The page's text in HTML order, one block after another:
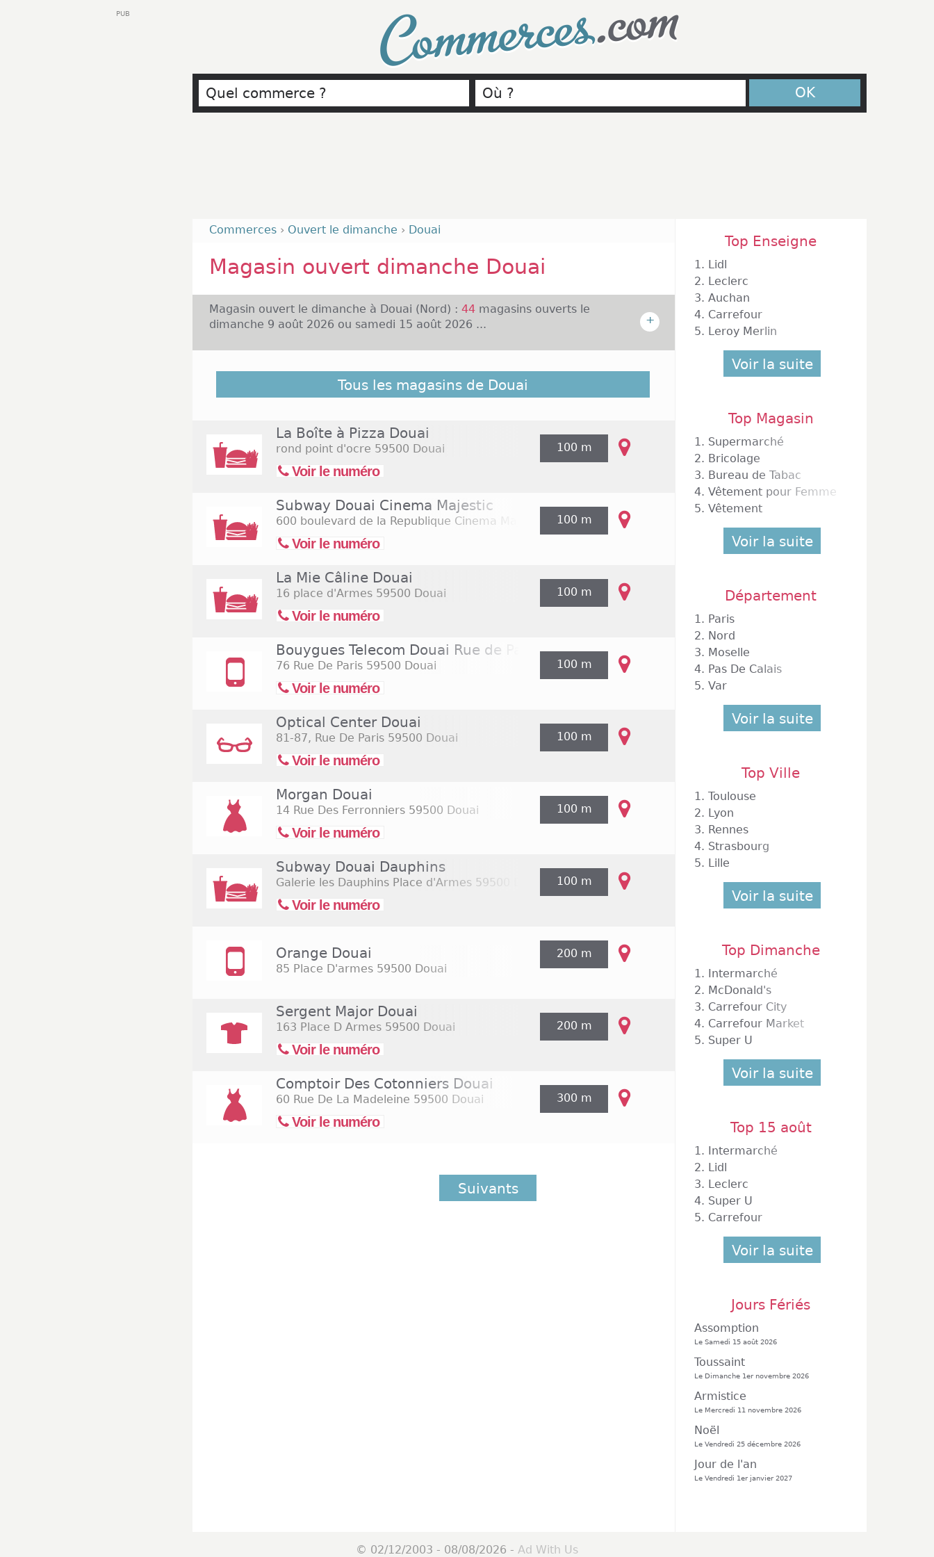
Commerces.com
OK
Commerces › Ouvert le dimanche › Douai
Magasin ouvert dimanche Douai
Magasin ouvert le dimanche à Douai (Nord) : 44 magasins ouverts le
dimanche 9 août 2026 ou samedi 15 août 2026 ...
+
Dans le département du Nord, la ville de Douai compte un peu plus de 42 000
habitants. Dans les rues du centre ville sont présentes de multiples enseignes
au samedi, de 10h à 19h, avec ou sans interruption pendant la journée. Plusieurs
enseignes de la grande distribution alimentaire sont également représentées
comme Match et Monoprix. L'hypermarché E.Leclerc est par exemple ouvert du
lundi au samedi de 9h à 20h, voire 20h30. Ce sont surtout des enseignes locales
Tous les magasins de Douai
La Boîte à Pizza Douai
rond point d'ocre 59500 Douai
Voir le numéro
100 m
Subway Douai Cinema Majestic
600 boulevard de la Republique Cinema Majestic 59500 Douai
Voir le numéro
100 m
La Mie Câline Douai
16 place d'Armes 59500 Douai
Voir le numéro
100 m
Bouygues Telecom Douai Rue de Paris
76 Rue De Paris 59500 Douai
Voir le numéro
100 m
Optical Center Douai
81-87, Rue De Paris 59500 Douai
Voir le numéro
100 m
Morgan Douai
14 Rue Des Ferronniers 59500 Douai
Voir le numéro
100 m
Subway Douai Dauphins
Galerie les Dauphins Place d'Armes 59500 Douai
Voir le numéro
100 m
Orange Douai
85 Place D'armes 59500 Douai
200 m
Sergent Major Douai
163 Place D Armes 59500 Douai
Voir le numéro
200 m
Comptoir Des Cotonniers Douai
60 Rue De La Madeleine 59500 Douai
Voir le numéro
300 m
Suivants
Top Enseigne
1. Lidl
2. Leclerc
3. Auchan
4. Carrefour
5. Leroy Merlin
Voir la suite
Top Magasin
1. Supermarché
2. Bricolage
3. Bureau de Tabac
4. Vêtement pour Femme
5. Vêtement
Voir la suite
Département
1. Paris
2. Nord
3. Moselle
4. Pas De Calais
5. Var
Voir la suite
Top Ville
1. Toulouse
2. Lyon
3. Rennes
4. Strasbourg
5. Lille
Voir la suite
Top Dimanche
1. Intermarché
2. McDonald's
3. Carrefour City
4. Carrefour Market
5. Super U
Voir la suite
Top 15 août
1. Intermarché
2. Lidl
3. Leclerc
4. Super U
5. Carrefour
Voir la suite
Jours Fériés
Assomption
Le Samedi 15 août 2026
Toussaint
Le Dimanche 1er novembre 2026
Armistice
Le Mercredi 11 novembre 2026
Noël
Le Vendredi 25 décembre 2026
Jour de l'an
Le Vendredi 1er janvier 2027
PUB
© 02/12/2003 - 08/08/2026 - Ad With Us